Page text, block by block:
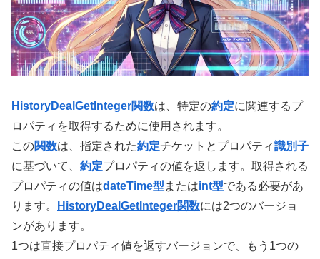
HistoryDealGetInteger関数は、特定の約定に関連するプ
ロパティを取得するために使用されます。
この関数は、指定された約定チケットとプロパティ識別子
に基づいて、 約定プロパティの値を返します。取得される
プロパティの値はdateTime型 またはint型である必要があ
ります。
HistoryDealGetInteger関数には2つのバージョ
ンがあります。
1つは直接プロパティ値を返すバージョンで、もう1つの